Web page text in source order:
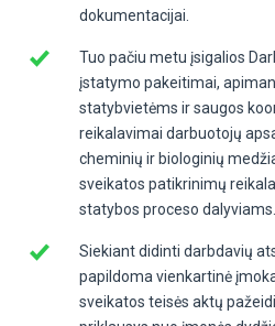
dokumentacijai.
Tuo pačiu metu įsigalios
įstatymo pakeitimai,
statybvietėms ir saugos
reikalavimai darbuotojų
cheminių ir biologinių
sveikatos patikrinimų
statybos proceso dalyviams.
Siekiant didinti darbdavių
papildoma vienkartinė
sveikatos teisės aktų